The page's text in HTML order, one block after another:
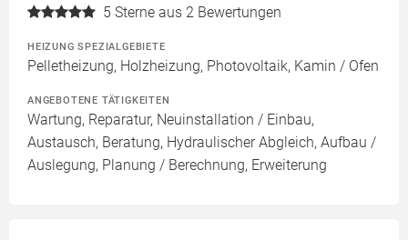
5 Sterne aus 2 Bewertungen
HEIZUNG SPEZIALGEBIETE
Pelletheizung, Holzheizung, Photovoltaik, Kamin / Ofen
ANGEBOTENE TÄTIGKEITEN
Wartung, Reparatur, Neuinstallation / Einbau,
Austausch, Beratung, Hydraulischer Abgleich, Aufbau /
Auslegung, Planung / Berechnung, Erweiterung